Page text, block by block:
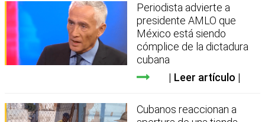
Periodista advierte a
presidente AMLO que
México está siendo
cómplice de la dictadura
cubana
Leer artículo
Cubanos reaccionan a